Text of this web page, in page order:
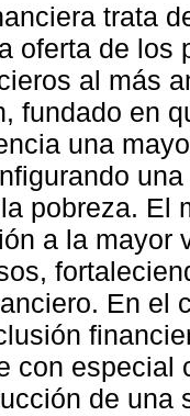
trata
oferta de los
al más
fundado en
una
pobreza. El
a la mayor
En el
con especial
de una